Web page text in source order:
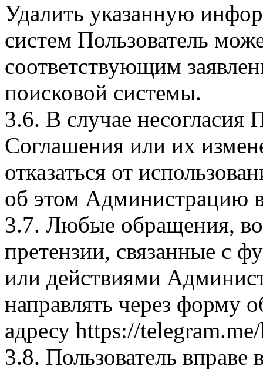
Удалить указанную
систем Пользователь
соответствующим
поисковой системы.
3.6. В случае несогласия
Соглашения или их
отказаться от
об этом Администрацию
3.7. Любые обращения,
претензии, связанные с
или действиями
направлять через форму
адресу https://
3.8. Пользователь